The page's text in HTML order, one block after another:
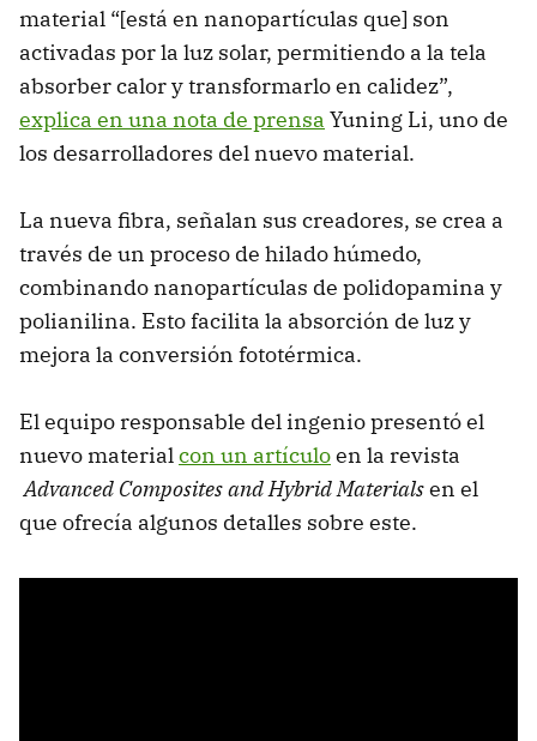
material “[está en nanopartículas que] son
activadas por la luz solar, permitiendo a la tela
absorber calor y transformarlo en calidez”,
explica en una nota de prensa Yuning Li, uno de
los desarrolladores del nuevo material.
La nueva fibra, señalan sus creadores, se crea a
través de un proceso de hilado húmedo,
combinando nanopartículas de polidopamina y
polianilina. Esto facilita la absorción de luz y
mejora la conversión fototérmica.
El equipo responsable del ingenio presentó el
nuevo materialcon un artículoen la revista
Advanced Composites and Hybrid Materialsen el
que ofrecía algunos detalles sobre este.